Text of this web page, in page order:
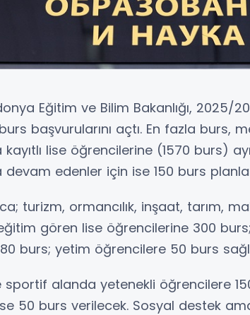
Eğitim ve Bilim Bakanlığı, 2025/
başvurularını açtı. En fazla burs,
lise öğrencilerine (1570 burs)
edenler için ise 150 burs
turizm, ormancılık, inşaat, tarım,
gören lise öğrencilerine 300
burs; yetim öğrencilere 50 burs
alanda yetenekli öğrencilere
50 burs verilecek. Sosyal destek